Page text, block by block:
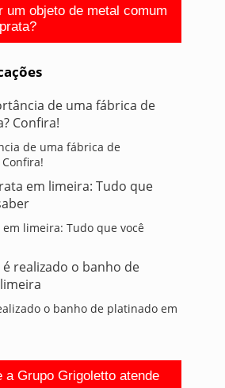
um objeto de metal comum
de uma fábrica de
limeira: Tudo que você
o banho de platinado em
a Grupo Grigoletto atende